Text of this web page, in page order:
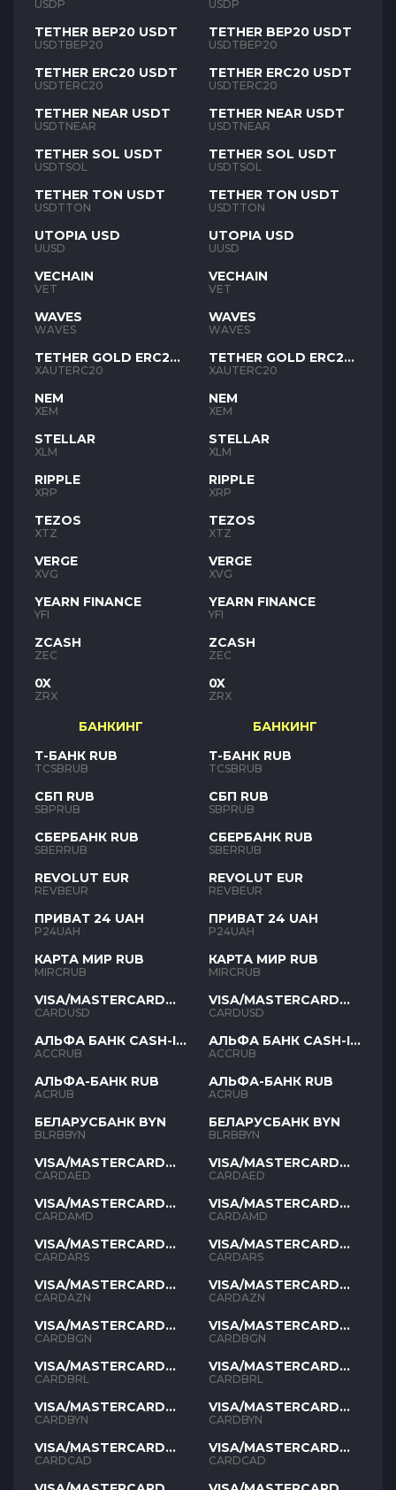
USDP
TETHER BEP20 USDT
USDTBEP20
TETHER ERC20 USDT
USDTERC20
TETHER NEAR USDT
USDTNEAR
TETHER SOL USDT
USDTSOL
TETHER TON USDT
USDTTON
UTOPIA USD
UUSD
VECHAIN
VET
WAVES
WAVES
TETHER GOLD ERC20
XAUT
XAUTERC20
NEM
XEM
STELLAR
XLM
RIPPLE
XRP
TEZOS
XTZ
VERGE
XVG
YEARN FINANCE
YFI
ZCASH
ZEC
0X
ZRX
БАНКИНГ
Т-БАНК RUB
TCSBRUB
СБП RUB
SBPRUB
СБЕРБАНК RUB
SBERRUB
REVOLUT EUR
REVBEUR
ПРИВАТ 24 UAH
P24UAH
КАРТА МИР RUB
MIRCRUB
VISA/MASTERCARD
USD
CARDUSD
АЛЬФА БАНК CASH-IN
RUB
ACCRUB
АЛЬФА-БАНК RUB
ACRUB
БЕЛАРУСБАНК BYN
BLRBBYN
VISA/MASTERCARD
AED
CARDAED
VISA/MASTERCARD
AMD
CARDAMD
VISA/MASTERCARD
ARS
CARDARS
VISA/MASTERCARD
AZN
CARDAZN
VISA/MASTERCARD
BGN
CARDBGN
VISA/MASTERCARD
BRL
CARDBRL
VISA/MASTERCARD
BYN
CARDBYN
VISA/MASTERCARD
CAD
CARDCAD
USDP
TETHER BEP20 USDT
USDTBEP20
TETHER ERC20 USDT
USDTERC20
TETHER NEAR USDT
USDTNEAR
TETHER SOL USDT
USDTSOL
TETHER TON USDT
USDTTON
UTOPIA USD
UUSD
VECHAIN
VET
WAVES
WAVES
TETHER GOLD ERC20
XAUT
XAUTERC20
NEM
XEM
STELLAR
XLM
RIPPLE
XRP
TEZOS
XTZ
VERGE
XVG
YEARN FINANCE
YFI
ZCASH
ZEC
0X
ZRX
БАНКИНГ
Т-БАНК RUB
TCSBRUB
СБП RUB
SBPRUB
СБЕРБАНК RUB
SBERRUB
REVOLUT EUR
REVBEUR
ПРИВАТ 24 UAH
P24UAH
КАРТА МИР RUB
MIRCRUB
VISA/MASTERCARD
USD
CARDUSD
АЛЬФА БАНК CASH-IN
RUB
ACCRUB
АЛЬФА-БАНК RUB
ACRUB
БЕЛАРУСБАНК BYN
BLRBBYN
VISA/MASTERCARD
AED
CARDAED
VISA/MASTERCARD
AMD
CARDAMD
VISA/MASTERCARD
ARS
CARDARS
VISA/MASTERCARD
AZN
CARDAZN
VISA/MASTERCARD
BGN
CARDBGN
VISA/MASTERCARD
BRL
CARDBRL
VISA/MASTERCARD
BYN
CARDBYN
VISA/MASTERCARD
CAD
CARDCAD